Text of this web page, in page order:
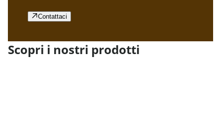
Contattaci
Scopri i nostri prodotti